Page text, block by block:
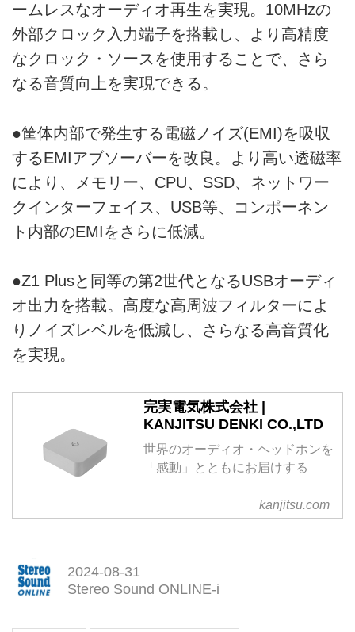
ームレスなオーディオ再生を実現。10MHzの
外部クロック入力端子を搭載し、より高精度
なクロック・ソースを使用することで、さら
なる音質向上を実現できる。
●筐体内部で発生する電磁ノイズ(EMI)を吸収
するEMIアブソーバーを改良。より高い透磁率
により、メモリー、CPU、SSD、ネットワー
クインターフェイス、USB等、コンポーネン
ト内部のEMIをさらに低減。
●Z1 Plusと同等の第2世代となるUSBオーディ
オ出力を搭載。高度な高周波フィルターによ
りノイズレベルを低減し、さらなる高音質化
を実現。
完実電気株式会社 |
KANJITSU DENKI CO.,LTD
世界のオーディオ・ヘッドホンを
「感動」とともにお届けする
kanjitsu.com
2024-08-31
Stereo Sound ONLINE-i